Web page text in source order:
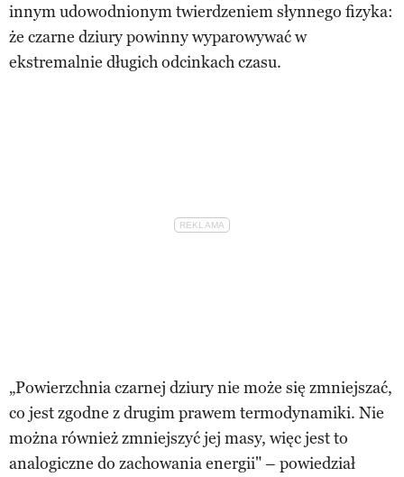
innym udowodnionym twierdzeniem słynnego fizyka:
że czarne dziury powinny wyparowywać w
ekstremalnie długich odcinkach czasu.
„Powierzchnia czarnej dziury nie może się zmniejszać,
co jest zgodne z drugim prawem termodynamiki. Nie
można również zmniejszyć jej masy, więc jest to
analogiczne do zachowania energii" – powiedział